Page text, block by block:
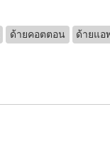
ด้ายคอตตอน ด้ายแอ